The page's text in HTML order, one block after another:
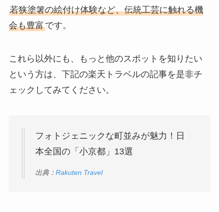
若狭塗箸の絵付け体験など、伝統工芸に触れる機
会も豊富です。
これら以外にも、もっと他のスポットを知りたい
という方は、下記の楽天トラベルの記事を是非チ
ェックしてみてください。
フォトジェニックな町並みが魅力！日
本全国の「小京都」13選
出典： Rakuten Travel